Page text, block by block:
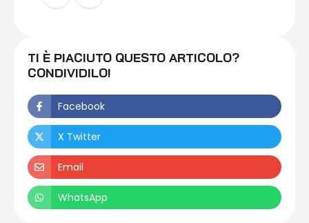
TI È PIACIUTO QUESTO ARTICOLO?
CONDIVIDILO!
Facebook
X Twitter
Email
WhatsApp